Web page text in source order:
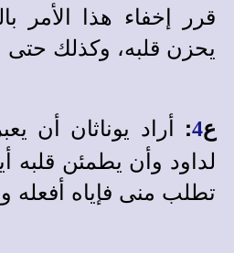
قرر إخفاء هذا الأمر
يحزن قلبه، وكذلك حتى
ع4
: أراد يوناثان أن
لداود وأن يطمئن قلبه
تطلب منى فإياه أفعله